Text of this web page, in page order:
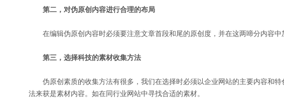
第二，对伪原创内容进行合理的布局
在编辑伪原创内容时必须要注意文章首段和尾的原创度，并在这两啼分内容中
第三，选择科技的素材收集方法
伪原创素质的收集方法有很多，我们在选择时必须以企业网站的主要内容和特
法来获是素材内容。如在同行业网站中寻找合适的素材。